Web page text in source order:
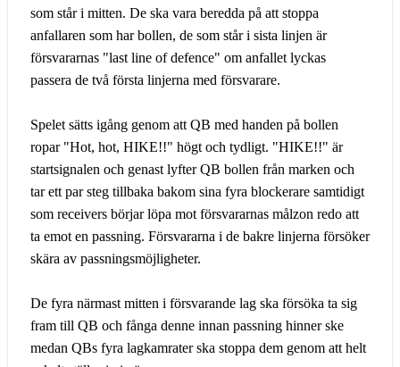
som står i mitten. De ska vara beredda på att stoppa
anfallaren som har bollen, de som står i sista linjen är
försvararnas "last line of defence" om anfallet lyckas
passera de två första linjerna med försvarare.
Spelet sätts igång genom att QB med handen på bollen
ropar "Hot, hot, HIKE!!" högt och tydligt. "HIKE!!" är
startsignalen och genast lyfter QB bollen från marken och
tar ett par steg tillbaka bakom sina fyra blockerare samtidigt
som receivers börjar löpa mot försvararnas målzon redo att
ta emot en passning. Försvararna i de bakre linjerna försöker
skära av passningsmöjligheter.
De fyra närmast mitten i försvarande lag ska försöka ta sig
fram till QB och fånga denne innan passning hinner ske
medan QBs fyra lagkamrater ska stoppa dem genom att helt